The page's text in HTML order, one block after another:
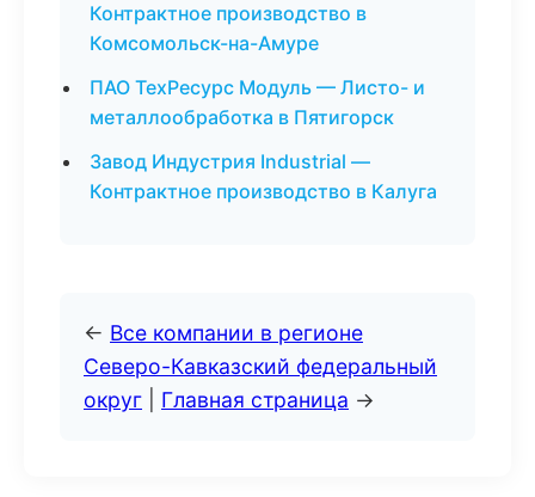
Контрактное производство в
Комсомольск-на-Амуре
ПАО ТехРесурс Модуль — Листо- и
металлообработка в Пятигорск
Завод Индустрия Industrial —
Контрактное производство в Калуга
← Все компании в регионе
Северо-Кавказский федеральный
округ
Главная страница →